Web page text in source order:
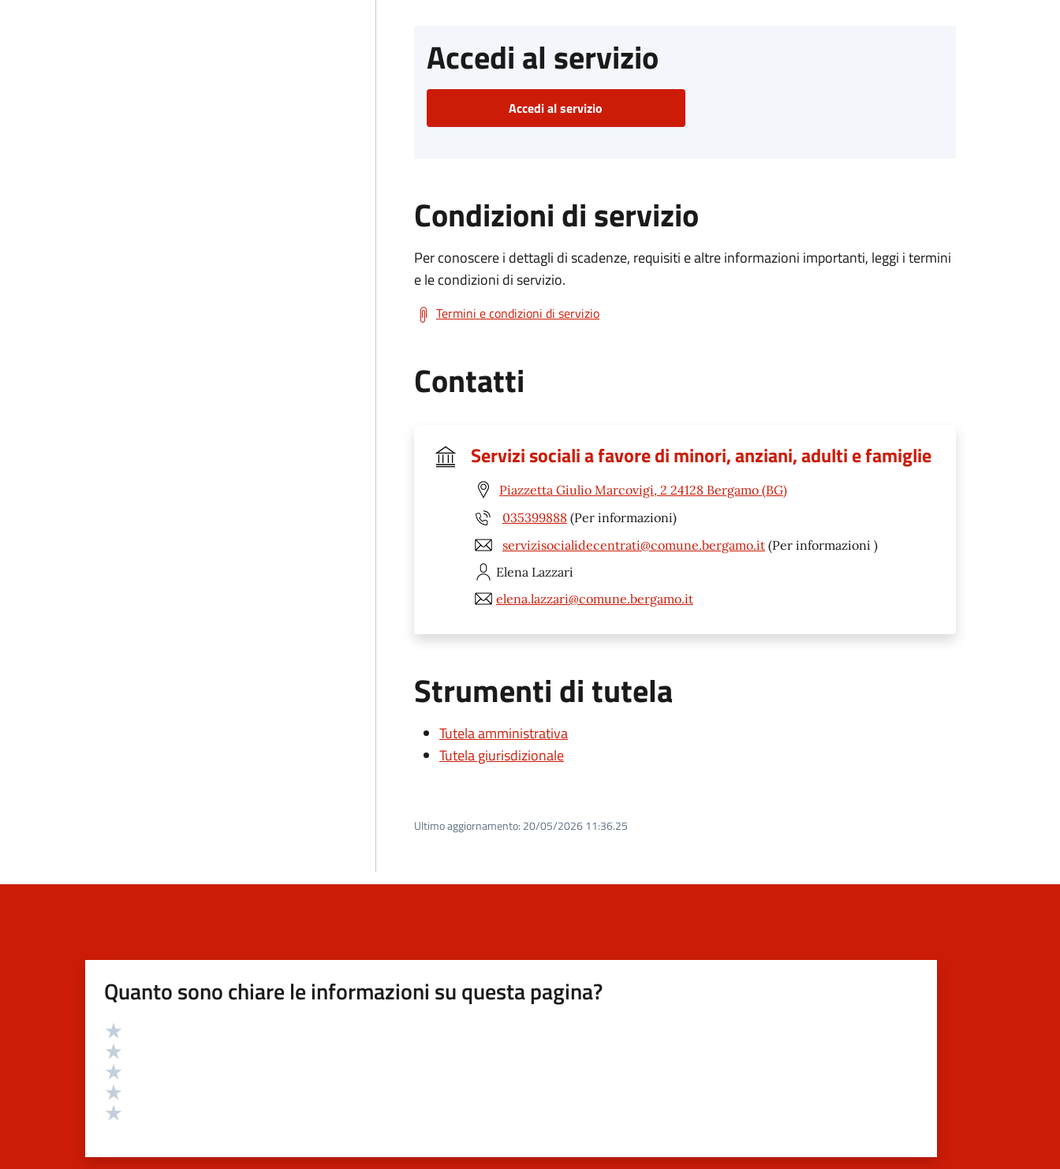
Accedi al servizio
Accedi al servizio
Condizioni di servizio
Per conoscere i dettagli di scadenze, requisiti e altre informazioni importanti, leggi i termini
e le condizioni di servizio.
Termini e condizioni di servizio
Contatti
Servizi sociali a favore di minori, anziani, adulti e famiglie
Piazzetta Giulio Marcovigi, 2 24128 Bergamo (BG)
035399888 (Per informazioni)
servizisocialidecentrati@comune.bergamo.it (Per informazioni )
Elena Lazzari
elena.lazzari@comune.bergamo.it
Strumenti di tutela
Tutela amministrativa
Tutela giurisdizionale
Ultimo aggiornamento: 20/05/2026 11:36.25
Quanto sono chiare le informazioni su questa pagina?
Valutazione